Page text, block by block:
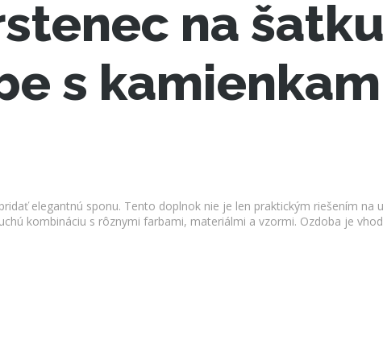
na
s
elegantnú sponu. Tento doplnok nie je len praktickým riešením
kombináciu s rôznymi farbami, materiálmi a vzormi. Ozdoba je